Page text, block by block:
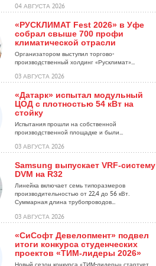
04 АВГУСТА 2026
«РУСКЛИМАТ Fest 2026» в Уфе
собрал свыше 700 профи
климатической отрасли
Организатором выступил торгово-
производственный холдинг «Русклимат»...
03 АВГУСТА 2026
«Датарк» испытал модульный
ЦОД с плотностью 54 кВт на
стойку
Испытания прошли на собственной
производственной площадке и были...
03 АВГУСТА 2026
Samsung выпускает VRF-систему
DVM на R32
Линейка включает семь типоразмеров
производительностью от 22,4 до 56 кВт.
Суммарная длина трубопроводов...
03 АВГУСТА 2026
«СиСофт Девелопмент» подвел
итоги конкурса студенческих
проектов «ТИМ-лидеры 2026»
Новый сезон конкурса «ТИМ-лидеры» стартует